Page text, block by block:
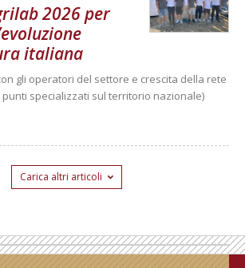
2026 per
italiana
gli operatori del settore e crescita della rete
punti specializzati sul territorio nazionale)
Carica altri articoli